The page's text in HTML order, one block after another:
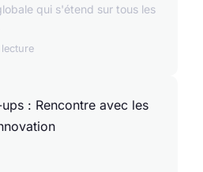
qui s'étend sur tous les